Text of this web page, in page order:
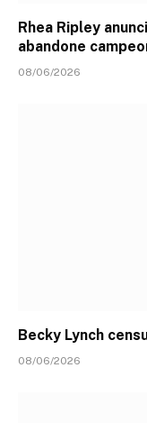
Rhea Ripley
abandone
08/06/2026
Becky Lynch
08/06/2026